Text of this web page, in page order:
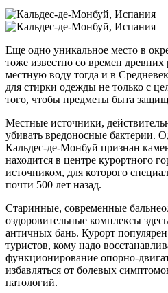
Еще одно уникальное место в
тоже известно со времен
местную воду тогда и в
для стирки одежды не только с
того, чтобы предметы быта
Местные источники,
убивать вредоносные бактерии.
Кальдес-де-Монбуй признан
находится в центре курортного
источником, для которого
почти 500 лет назад.
Старинные, современные
оздоровительные комплексы
античных бань. Курорт
туристов, кому надо
функционирование опорно-
избавляться от болевых
патологий.